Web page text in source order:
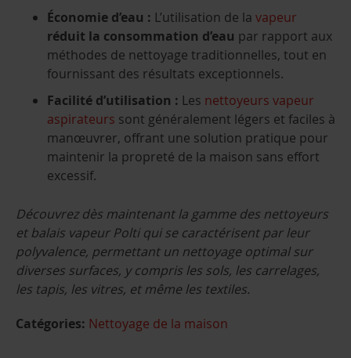
Économie d’eau : L’utilisation de la vapeur
réduit la consommation d’eau par rapport aux
méthodes de nettoyage traditionnelles, tout en
fournissant des résultats exceptionnels.
Facilité d’utilisation : Les nettoyeurs vapeur
aspirateurs sont généralement légers et faciles à
manœuvrer, offrant une solution pratique pour
maintenir la propreté de la maison sans effort
excessif.
Découvrez dès maintenant la gamme des nettoyeurs
et balais vapeur Polti qui se caractérisent par leur
polyvalence, permettant un nettoyage optimal sur
diverses surfaces, y compris les sols, les carrelages,
les tapis, les vitres, et même les textiles.
Catégories: Nettoyage de la maison